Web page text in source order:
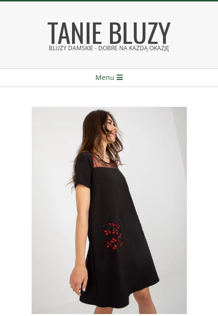
TANIE BLUZY
BLUZY DAMSKIE - DOBRE NA KAŻDĄ OKAZJĘ
Menu